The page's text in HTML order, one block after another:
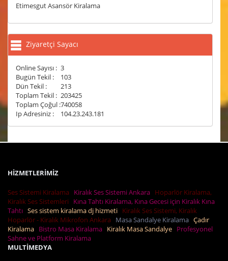
Etimesgut Asansör Kiralama
Ziyaretçi Sayacı
Online Sayısı : 3
Bugün Tekil :
103
Dün Tekil :
213
Toplam Tekil : 203425
Toplam Çoğul :740058
Ip Adresiniz :
104.23.243.181
HİZMETLERİMİZ
Ses Sistemi Kiralama Kiralık Ses Sistemi Ankara Hoparlör Kiralama,
Kiralık Ses Sistemleri
Kına Tahtı Kiralama, Kına Gecesi için Kiralık Kına
Tahtı Ses sistem kiralama dj hizmeti Kiralık Ses Sistemi, Kiralık
Hoparlör - Kiralık Mikrofon Ankara
Masa Sandalye Kiralama Çadır
Kiralama Bistro Masa Kiralama Kiralık Masa Sandalye Profesyonel
Sahne ve Platform Kiralama
MULTİMEDYA